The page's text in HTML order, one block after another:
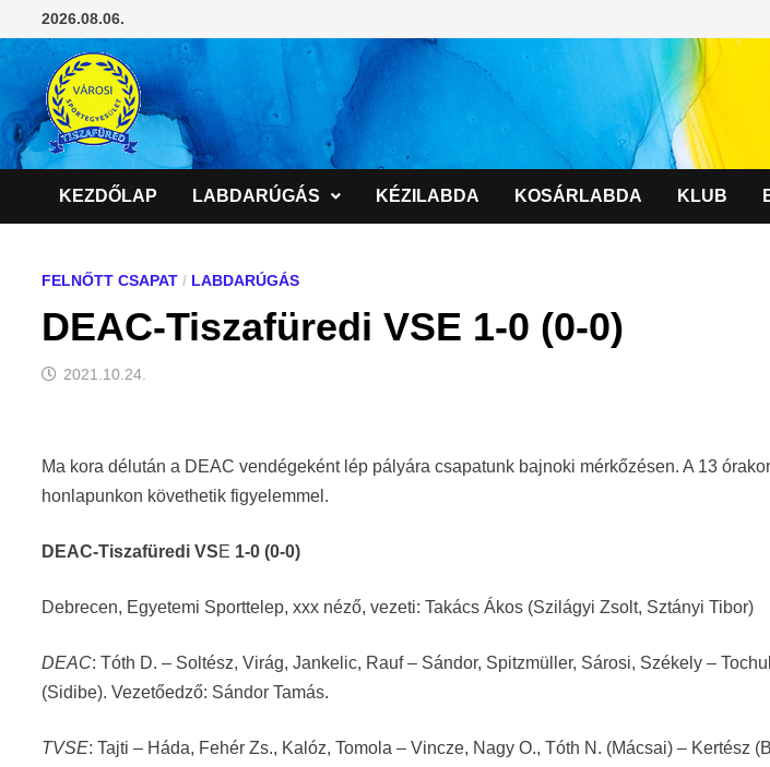
to
2026.08.06.
KEZDŐLAP LABDARÚGÁS KÉZILABDA KOSÁRLABDA KLUB
FELNŐTT CSAPAT / LABDARÚGÁS
DEAC-Tiszafüredi VSE 1-0 (0-0)
2021.10.24.
Ma kora délután a DEAC vendégeként lép pályára csapatunk bajnoki mérkőzésen. A 13
honlapunkon követhetik figyelemmel.
DEAC-Tiszafüredi VSE 1-0 (0-0)
Debrecen, Egyetemi Sporttelep, xxx néző, vezeti: Takács Ákos (Szilágyi Zsolt, Sztányi Tibor)
DEAC: Tóth D. – Soltész, Virág, Jankelic, Rauf – Sándor, Spitzmüller, Sárosi, Székely –
(Sidibe). Vezetőedző: Sándor Tamás.
TVSE: Tajti – Háda, Fehér Zs., Kalóz, Tomola – Vincze, Nagy O., Tóth N. (Mácsai) – Kertész